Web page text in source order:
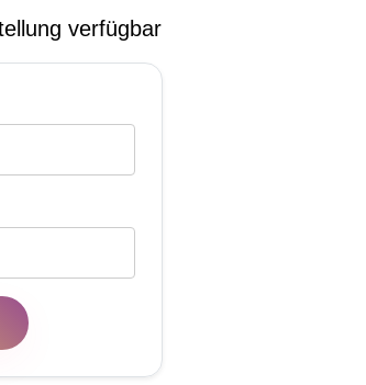
verfügbar